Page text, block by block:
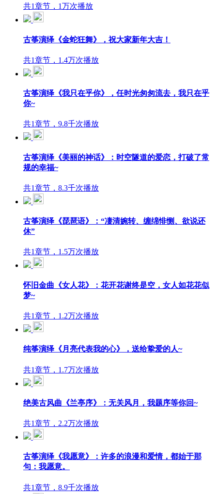
共1章节，1万次播放
古筝演绎《金蛇狂舞》，祝大家新年大吉！
共1章节，1.4万次播放
古筝演绎《我只在乎你》，任时光匆匆流去，我只在乎
你~
共1章节，9.8千次播放
古筝演绎《美丽的神话》：时空隧道的爱恋，打破了常
规的幸福~
共1章节，8.3千次播放
古筝演绎《琵琶语》：“凄清婉转、缠绵悱恻、欲说还
休”
共1章节，1.5万次播放
怀旧金曲《女人花》：花开花谢终是空，女人如花花似
梦~
共1章节，1.2万次播放
纯筝演绎《月亮代表我的心》，送给挚爱的人~
共1章节，1.7万次播放
绝美古风曲《兰亭序》：无关风月，我题序等你回~
共1章节，2.2万次播放
古筝演绎《我愿意》：许多的浪漫和爱情，都始于那
句：我愿意。
共1章节，8.9千次播放